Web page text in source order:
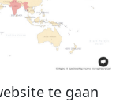
te gaan